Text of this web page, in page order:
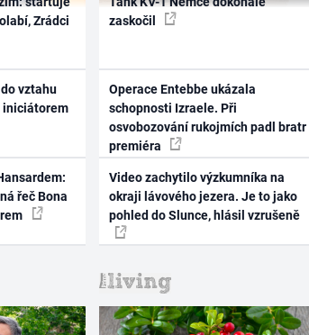
Zrádci
vztahu
iniciátorem
řeč Bona
zaskočil
Operace Entebbe ukázala
schopnosti Izraele. Při
osvobozování rukojmích padl bratr
premiéra
Video zachytilo výzkumníka na
okraji lávového jezera. Je to jako
pohled do Slunce, hlásil vzrušeně